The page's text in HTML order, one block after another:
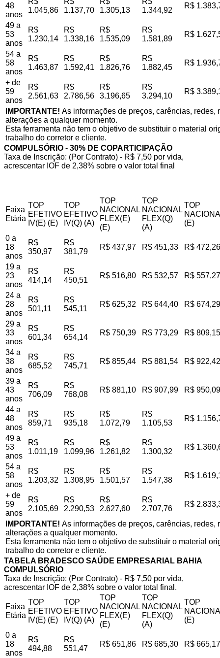
48
anos
1.045,86
1.137,70
1.305,13
1.344,92
R$
49 a
53
anos
R$
1.230,14
R$
1.338,16
R$
1.535,09
R$
1.581,89
R$
54 a
58
anos
R$
1.463,87
R$
1.592,41
R$
1.826,76
R$
1.882,45
R$
+ de
59
anos
R$
2.561,63
R$
2.786,56
R$
3.196,65
R$
3.294,10
R$
IMPORTANTE! As informações de preços, carências,
alterações a qualquer momento.
Esta ferramenta não tem o objetivo de substituir o material
trabalho do corretor e cliente.
COMPULSÓRIO - 30% DE COPARTICIPAÇÃO
Taxa de Inscrição: (Por Contrato) - R$ 7,50 por vida,
acrescentar IOF de 2,38% sobre o valor total final
Faixa
Etária
TOP
EFETIVO
IV(E) (E)
TOP
EFETIVO
IV(Q) (A)
TOP
NACIONAL
FLEX(E)
(E)
TOP
NACIONAL
FLEX(Q)
(A)
TOP
(E)
0 a
18
anos
R$
350,97
R$
381,79
R$ 437,97 R$ 451,33 R$ 472,26
19 a
23
anos
R$
414,14
R$
450,51
R$ 516,80 R$ 532,57 R$ 557,27
24 a
28
anos
R$
501,11
R$
545,11
R$ 625,32 R$ 644,40 R$ 674,29
29 a
33
anos
R$
601,34
R$
654,14
R$ 750,39 R$ 773,29 R$ 809,15
34 a
38
anos
R$
685,52
R$
745,71
R$ 855,44 R$ 881,54 R$ 922,42
39 a
43
anos
R$
706,09
R$
768,08
R$ 881,10 R$ 907,99 R$ 950,09
44 a
48
anos
R$
859,71
R$
935,18
R$
1.072,79
R$
1.105,53
R$
49 a
53
anos
R$
1.011,19
R$
1.099,96
R$
1.261,82
R$
1.300,32
R$
54 a
58
anos
R$
1.203,32
R$
1.308,95
R$
1.501,57
R$
1.547,38
R$
+ de
59
anos
R$
2.105,69
R$
2.290,53
R$
2.627,60
R$
2.707,76
R$
IMPORTANTE! As informações de preços, carências,
alterações a qualquer momento.
Esta ferramenta não tem o objetivo de substituir o material
trabalho do corretor e cliente.
TABELA BRADESCO SAÚDE EMPRESARIAL BAHIA
COMPULSÓRIO
Taxa de Inscrição: (Por Contrato) - R$ 7,50 por vida,
acrescentar IOF de 2,38% sobre o valor total final.
Faixa
Etária
TOP
EFETIVO
IV(E) (E)
TOP
EFETIVO
IV(Q) (A)
TOP
NACIONAL
FLEX(E)
(E)
TOP
NACIONAL
FLEX(Q)
(A)
TOP
(E)
0 a
18
anos
R$
494,88
R$
551,47
R$ 651,86 R$ 685,30 R$ 665,17